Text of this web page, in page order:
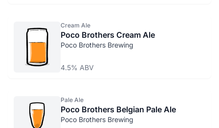
Cream Ale
Poco Brothers Cream Ale
Poco Brothers Brewing
4.5% ABV
Pale Ale
Poco Brothers Belgian Pale Ale
Poco Brothers Brewing